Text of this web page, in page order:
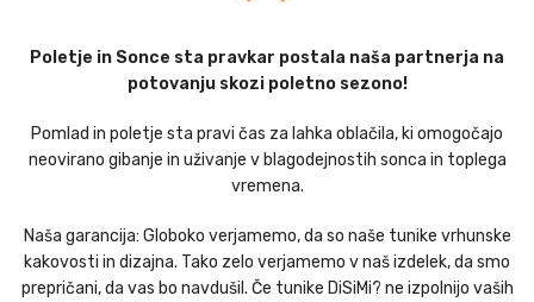
Poletje in Sonce sta pravkar postala naša partnerja na
potovanju skozi poletno sezono!
Pomlad in poletje sta pravi čas za lahka oblačila, ki omogočajo
neovirano gibanje in uživanje v blagodejnostih sonca in toplega
vremena.
Naša garancija: Globoko verjamemo, da so naše tunike vrhunske
kakovosti in dizajna. Tako zelo verjamemo v naš izdelek, da smo
prepričani, da vas bo navdušil. Če tunike DiSiMi? ne izpolnijo vaših